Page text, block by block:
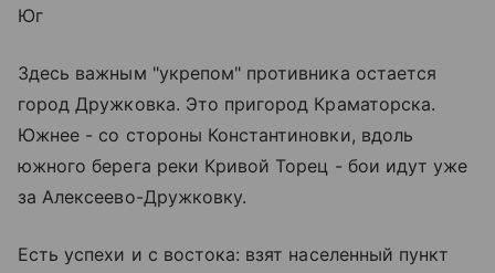
Юг
Здесь важным "укрепом" противника остается
город Дружковка. Это пригород Краматорска.
Южнее - со стороны Константиновки, вдоль
южного берега реки Кривой Торец - бои идут уже
за Алексеево-Дружковку.
Есть успехи и с востока: взят населенный пункт